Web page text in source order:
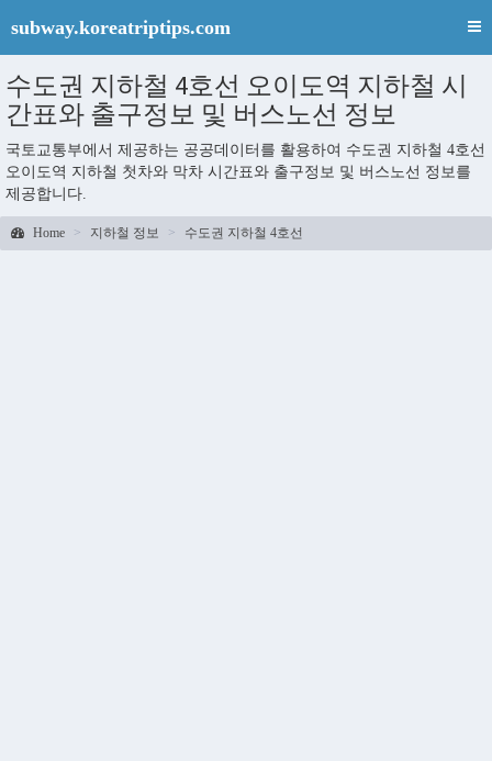
subway.koreatriptips.com
수도권 지하철 4호선 오이도역 지하철 시
간표와 출구정보 및 버스노선 정보
국토교통부에서 제공하는 공공데이터를 활용하여 수도권 지하철 4호선
오이도역 지하철 첫차와 막차 시간표와 출구정보 및 버스노선 정보를
제공합니다.
Home 지하철 정보 수도권 지하철 4호선